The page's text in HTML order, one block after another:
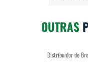
OUTRAS
Distribuidor de